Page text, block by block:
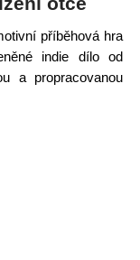
příběhová hra
indie dílo od
a propracovanou